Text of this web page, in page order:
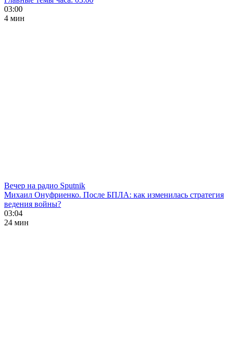
03:00
4 мин
Вечер на радио Sputnik
Михаил Онуфриенко. После БПЛА: как изменилась стратегия
ведения войны?
03:04
24 мин